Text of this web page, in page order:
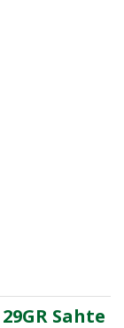
Sahte